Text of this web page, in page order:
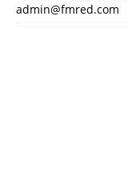
admin@fmred.com